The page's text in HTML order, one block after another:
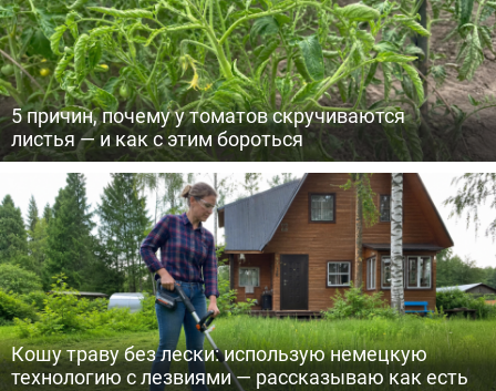
5 причин, почему у томатов скручиваются
листья — и как с этим бороться
Кошу траву без лески: использую немецкую
технологию с лезвиями — рассказываю как есть